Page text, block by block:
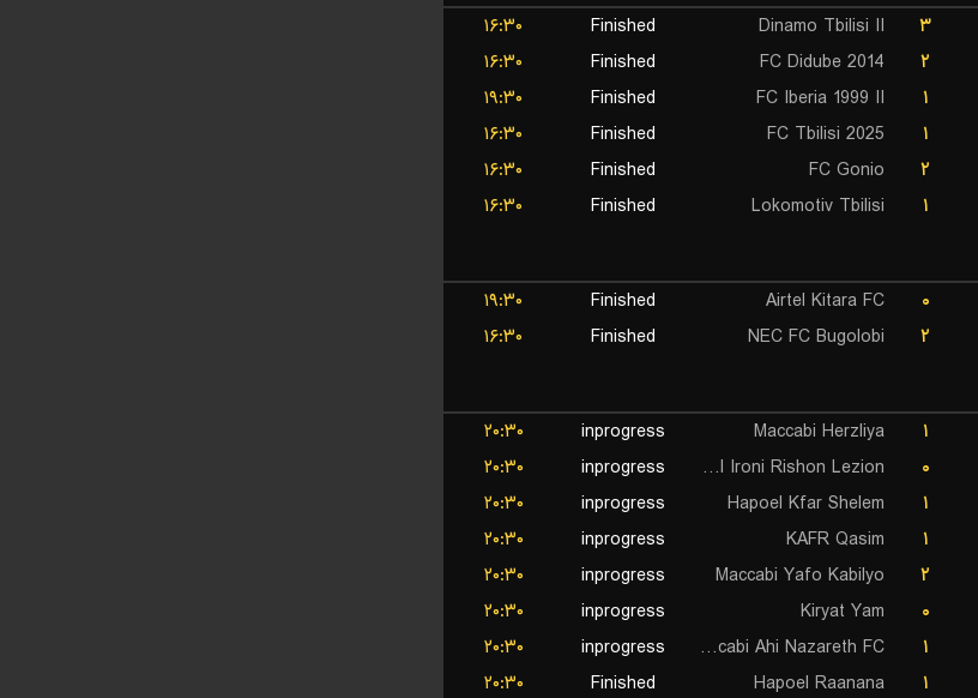
۳ Dinamo Tbilisi II
Finished
۱۶:۳۰
۲ FC Didube 2014
Finished
۱۶:۳۰
۱ FC Iberia 1999 II
Finished
۱۹:۳۰
۱ FC Tbilisi 2025
Finished
۱۶:۳۰
۲ FC Gonio
Finished
۱۶:۳۰
۱ Lokomotiv Tbilisi
Finished
۱۶:۳۰
۰ Airtel Kitara FC
Finished
۱۹:۳۰
۲ NEC FC Bugolobi
Finished
۱۶:۳۰
۱ Maccabi Herzliya
inprogress
۲۰:۳۰
۰ Hapoel Ironi Rishon Lezion
inprogress
۲۰:۳۰
۱ Hapoel Kfar Shelem
inprogress
۲۰:۳۰
۱ KAFR Qasim
inprogress
۲۰:۳۰
۲ Maccabi Yafo Kabilyo
inprogress
۲۰:۳۰
۰ Kiryat Yam
inprogress
۲۰:۳۰
۱ Maccabi Ahi Nazareth FC
inprogress
۲۰:۳۰
۱ Hapoel Raanana
Finished
۲۰:۳۰